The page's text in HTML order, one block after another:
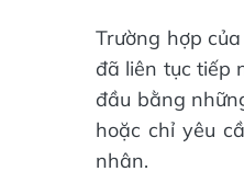
Trường hợp
đã liên tục tiếp
đầu bằng
hoặc chỉ yêu
nhân.